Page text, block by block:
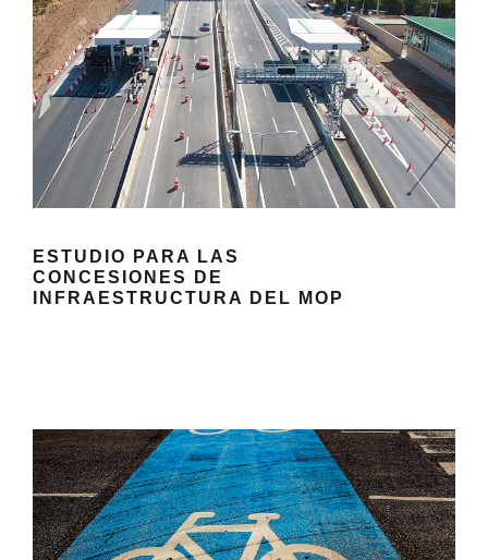
ESTUDIO PARA LAS
CONCESIONES DE
INFRAESTRUCTURA DEL MOP